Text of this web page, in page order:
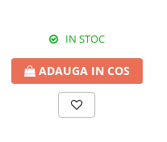
IN STOC
ADAUGA IN COS